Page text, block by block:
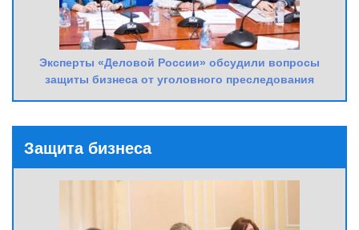
Эксперты «Деловой России» обсудили вопросы
защиты бизнеса от уголовного преследования
Защита бизнеса